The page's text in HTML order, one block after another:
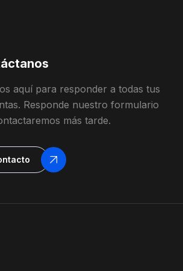
aquí para responder a todas tus
. Responde nuestro formulario
más tarde.